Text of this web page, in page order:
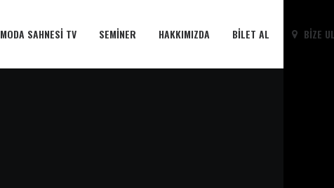
MODA SAHNESI TV SEMINER HAKKIMIZDA BILET AL BIZE